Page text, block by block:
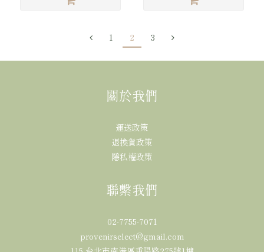
1 2 3
關於我們
運送政策
退換貨政策
隱私權政策
聯繫我們
02-7755-7071
provenirselect@gmail.com